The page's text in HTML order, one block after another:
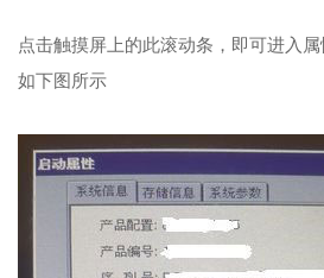
点击触摸屏上的此滚动条，即可进入
如下图所示